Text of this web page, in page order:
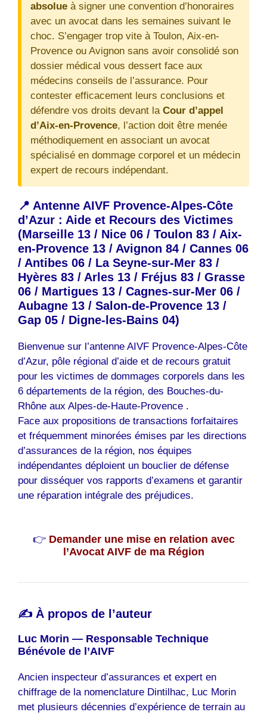
absolue à signer une convention d’honoraires
avec un avocat dans les semaines suivant le
choc. S’engager trop vite à Toulon, Aix-en-
Provence ou Avignon sans avoir consolidé son
dossier médical vous dessert face aux
médecins conseils de l’assurance. Pour
contester efficacement leurs conclusions et
défendre vos droits devant la Cour d’appel
d’Aix-en-Provence, l’action doit être menée
méthodiquement en associant un avocat
spécialisé en dommage corporel et un médecin
expert de recours indépendant.
📍 Antenne AIVF Provence-Alpes-Côte
d’Azur : Aide et Recours des Victimes
(Marseille 13 / Nice 06 / Toulon 83 / Aix-
en-Provence 13 / Avignon 84 / Cannes 06
/ Antibes 06 / La Seyne-sur-Mer 83 /
Hyères 83 / Arles 13 / Fréjus 83 / Grasse
06 / Martigues 13 / Cagnes-sur-Mer 06 /
Aubagne 13 / Salon-de-Provence 13 /
Gap 05 / Digne-les-Bains 04)
Bienvenue sur l’antenne AIVF Provence-Alpes-Côte
d’Azur, pôle régional d’aide et de recours gratuit
pour les victimes de dommages corporels dans les
6 départements de la région, des Bouches-du-
Rhône aux Alpes-de-Haute-Provence .
Face aux propositions de transactions forfaitaires
et fréquemment minorées émises par les directions
d’assurances de la région, nos équipes
indépendantes déploient un bouclier de défense
pour disséquer vos rapports d’examens et garantir
une réparation intégrale des préjudices.
👉 Demander une mise en relation avec
l’Avocat AIVF de ma Région
✍️ À propos de l’auteur
Luc Morin — Responsable Technique
Bénévole de l’AIVF
Ancien inspecteur d’assurances et expert en
chiffrage de la nomenclature Dintilhac, Luc Morin
met plusieurs décennies d’expérience de terrain au